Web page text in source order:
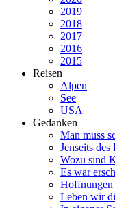
2019
2018
2017
2016
2015
Reisen
Alpen
See
USA
Gedanken
Man muss
Jenseits
Wozu sind
Es war
Hoffnungen
Leben wir